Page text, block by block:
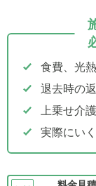
食費、光
退去時の
上乗せ介
実際にい